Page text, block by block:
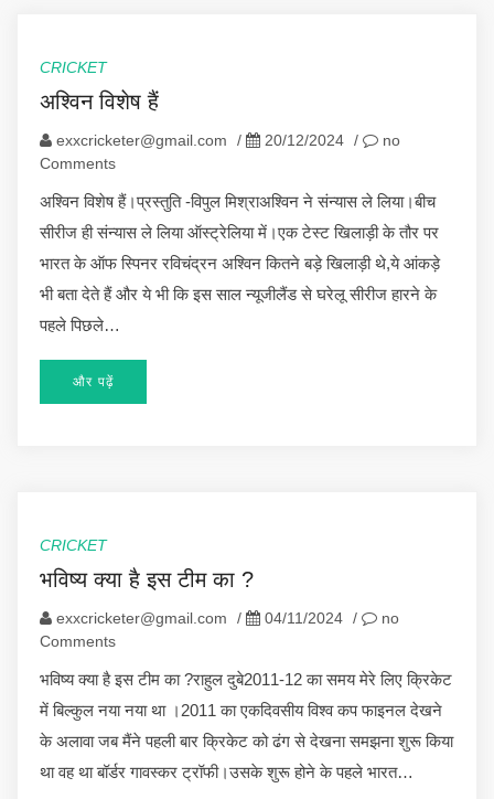
CRICKET
अश्विन विशेष हैं
exxcricketer@gmail.com / 20/12/2024 /
no
Comments
अश्विन विशेष हैं।प्रस्तुति -विपुल मिश्राअश्विन ने संन्यास ले लिया।बीच
सीरीज ही संन्यास ले लिया ऑस्ट्रेलिया में।एक टेस्ट खिलाड़ी के तौर पर
भारत के ऑफ स्पिनर रविचंद्रन अश्विन कितने बड़े खिलाड़ी थे,ये आंकड़े
भी बता देते हैं और ये भी कि इस साल न्यूजीलैंड से घरेलू सीरीज हारने के
पहले पिछले…
और पढ़ें
CRICKET
भविष्य क्या है इस टीम का ?
exxcricketer@gmail.com / 04/11/2024 /
no
Comments
भविष्य क्या है इस टीम का ?राहुल दुबे2011-12 का समय मेरे लिए क्रिकेट
में बिल्कुल नया नया था ।2011 का एकदिवसीय विश्व कप फाइनल देखने
के अलावा जब मैंने पहली बार क्रिकेट को ढंग से देखना समझना शुरू किया
था वह था बॉर्डर गावस्कर ट्रॉफी।उसके शुरू होने के पहले भारत…